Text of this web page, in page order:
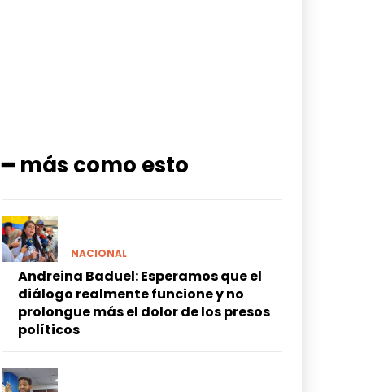
━ más como esto
NACIONAL
Andreina Baduel: Esperamos que el
diálogo realmente funcione y no
prolongue más el dolor de los presos
políticos